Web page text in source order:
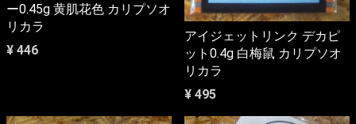
ー0.45g 黄肌花色 カリプソオ
リカラ
¥ 446
アイジェットリンク デカピ
ット0.4g 白梅鼠 カリプソオ
リカラ
¥ 495